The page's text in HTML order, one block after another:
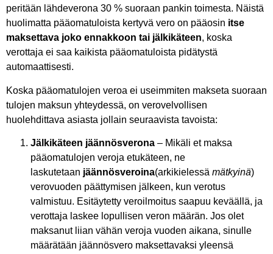
peritään lähdeverona 30 % suoraan pankin toimesta. Näistä
huolimatta pääomatuloista kertyvä vero on pääosin itse
maksettava joko ennakkoon tai jälkikäteen, koska
verottaja ei saa kaikista pääomatuloista pidätystä
automaattisesti.
Koska pääomatulojen veroa ei useimmiten makseta suoraan
tulojen maksun yhteydessä, on verovelvollisen
huolehdittava asiasta jollain seuraavista tavoista:
Jälkikäteen jäännösverona – Mikäli et maksa
pääomatulojen veroja etukäteen, ne
laskutetaan jäännösveroina(arkikielessä mätkyinä)
verovuoden päättymisen jälkeen, kun verotus
valmistuu. Esitäytetty veroilmoitus saapuu keväällä, ja
verottaja laskee lopullisen veron määrän. Jos olet
maksanut liian vähän veroja vuoden aikana, sinulle
määrätään jäännösvero maksettavaksi yleensä